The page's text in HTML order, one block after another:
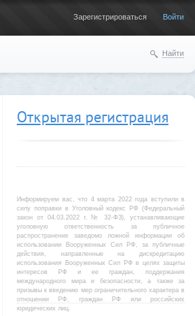
Зарегистрироваться Войти
Найти
Открытая регистрация
Информируем вас, что 4 марта 2022 года вступили в
силу поправки в Уголовный кодекс РФ (Федеральный
закон от 04.03.2022 г. № 32-ФЗ), устанавливающие
уголовную ответственность за публичное
распространение заведомо ложной информации об
использовании Вооруженных Сил РФ, за публичные
действия, направленные на дискредитацию
использования Вооруженных Сил РФ в целях защиты
интересов РФ и ее граждан, поддержания
международного мира и безопасности, а также за
призывы к введению мер ограничительного характера в
отношении РФ, граждан РФ или российских
юридических лиц.